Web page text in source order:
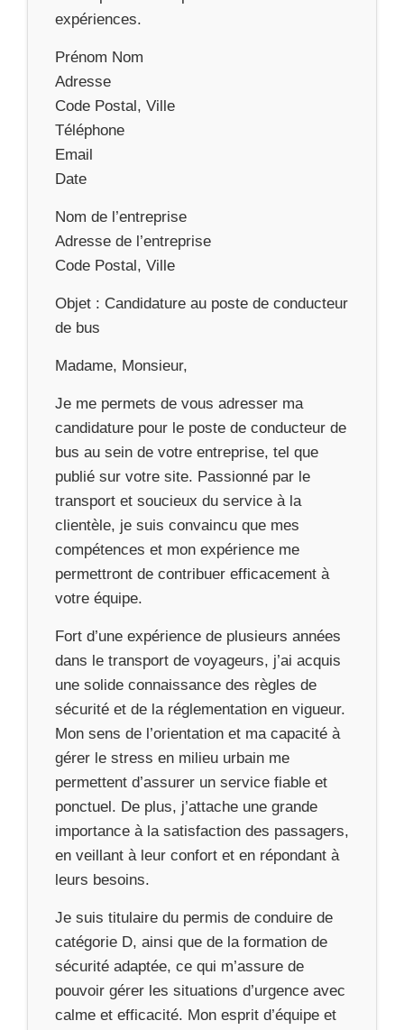
expériences.
Prénom Nom
Adresse
Code Postal, Ville
Téléphone
Email
Date
Nom de l’entreprise
Adresse de l’entreprise
Code Postal, Ville
Objet : Candidature au poste de conducteur
de bus
Madame, Monsieur,
Je me permets de vous adresser ma
candidature pour le poste de conducteur de
bus au sein de votre entreprise, tel que
publié sur votre site. Passionné par le
transport et soucieux du service à la
clientèle, je suis convaincu que mes
compétences et mon expérience me
permettront de contribuer efficacement à
votre équipe.
Fort d’une expérience de plusieurs années
dans le transport de voyageurs, j’ai acquis
une solide connaissance des règles de
sécurité et de la réglementation en vigueur.
Mon sens de l’orientation et ma capacité à
gérer le stress en milieu urbain me
permettent d’assurer un service fiable et
ponctuel. De plus, j’attache une grande
importance à la satisfaction des passagers,
en veillant à leur confort et en répondant à
leurs besoins.
Je suis titulaire du permis de conduire de
catégorie D, ainsi que de la formation de
sécurité adaptée, ce qui m’assure de
pouvoir gérer les situations d’urgence avec
calme et efficacité. Mon esprit d’équipe et